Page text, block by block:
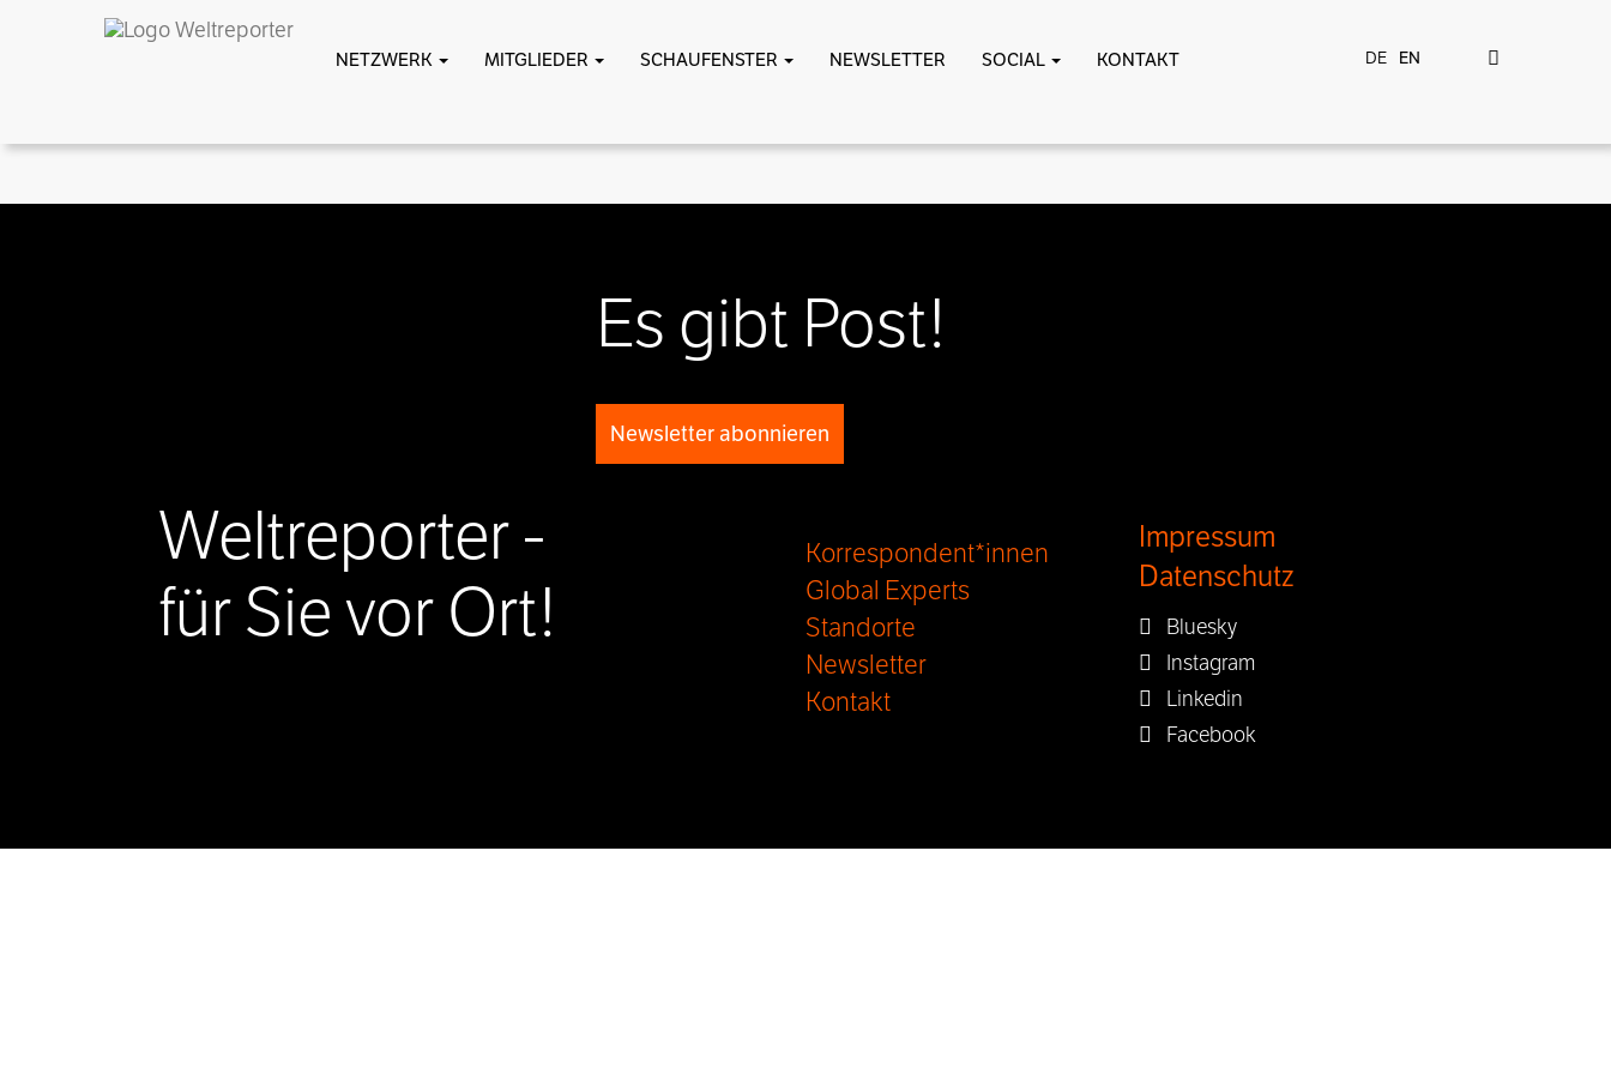
NETZWERK MITGLIEDER SCHAUFENSTER NEWSLETTER SOCIAL KONTAKT DE EN
Es gibt Post!
Newsletter abonnieren
Weltreporter -
für Sie vor Ort!
Korrespondent*innen
Global Experts
Standorte
Newsletter
Kontakt
Impressum
Datenschutz
Bluesky
Instagram
Linkedin
Facebook